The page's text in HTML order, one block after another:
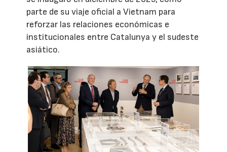
parte de su viaje oficial a Vietnam para
reforzar las relaciones económicas e
institucionales entre Catalunya y el sudeste
asiático.